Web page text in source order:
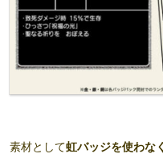
素材として虹バッジを使わな